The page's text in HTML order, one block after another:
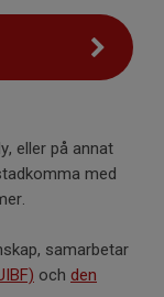
eller på annat
med
samarbetar
och den